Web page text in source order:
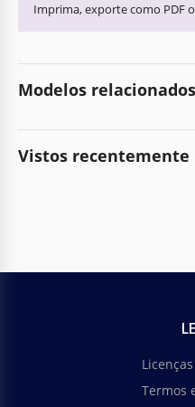
Imprima, exporte como PDF
Modelos relacionados
Vistos recentemente
Termos